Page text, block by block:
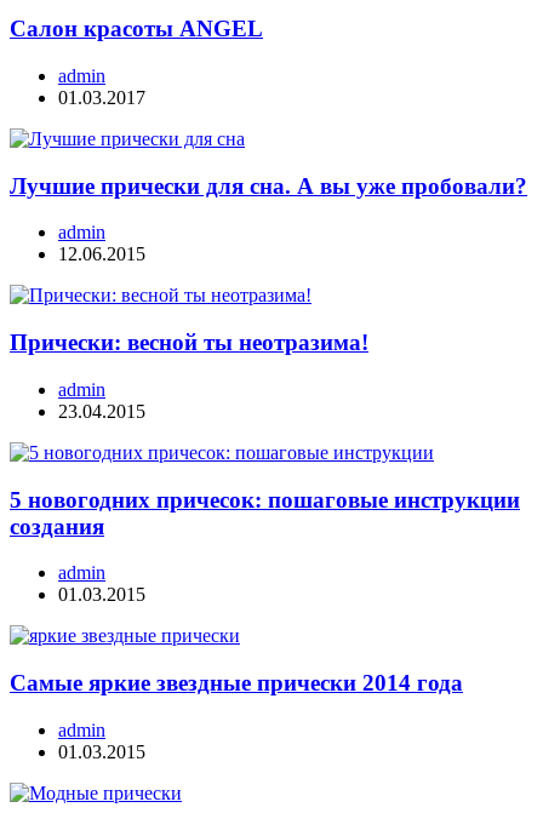
Салон красоты ANGEL
admin
01.03.2017
Лучшие прически для сна. А вы уже пробовали?
admin
12.06.2015
Прически: весной ты неотразима!
admin
23.04.2015
5 новогодних причесок: пошаговые инструкции
создания
admin
01.03.2015
Самые яркие звездные прически 2014 года
admin
01.03.2015